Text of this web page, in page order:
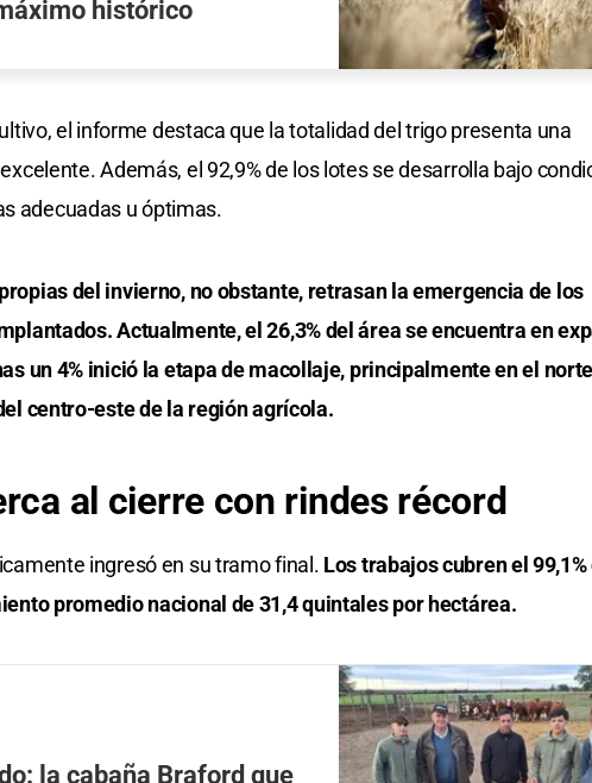
histórico
el informe destaca que la totalidad del trigo presenta una
Además, el 92,9% de los lotes se desarrolla bajo
adecuadas u óptimas.
del invierno, no obstante, retrasan la emergencia de los
Actualmente, el 26,3% del área se encuentra en
un 4% inició la etapa de macollaje, principalmente en el norte
centro-este de la región agrícola.
al cierre con rindes récord
ingresó en su tramo final. Los trabajos cubren el 99,1%
promedio nacional de 31,4 quintales por hectárea.
la cabaña Braford que